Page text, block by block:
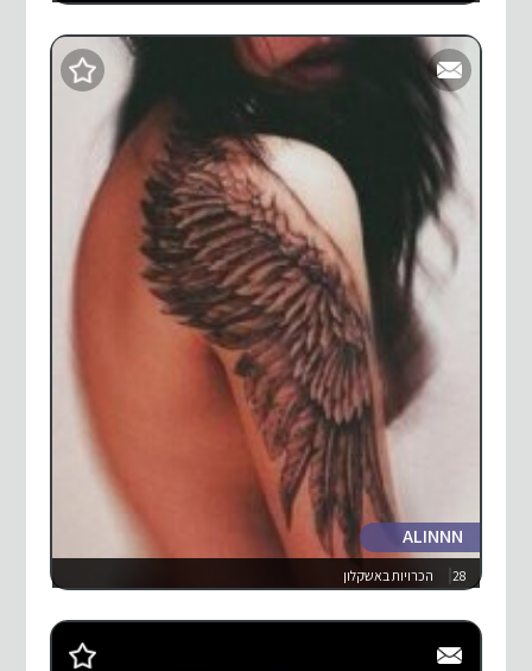
ALINNN
28 הכרויות באשקלון